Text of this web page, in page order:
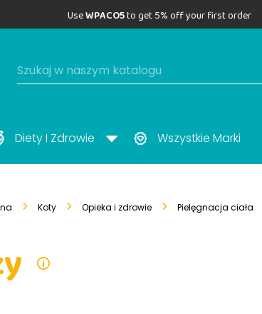
UseWPACO5to get 5% off your first order
Diety I Zdrowie Wszystkie Marki
Koty Opieka i zdrowie Pielęgnacja ciała